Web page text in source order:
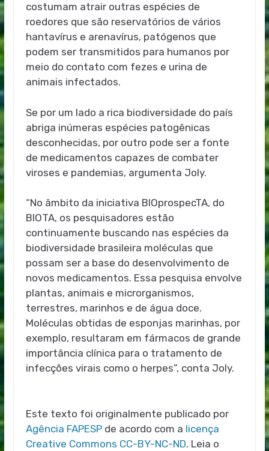
costumam atrair outras espécies de
roedores que são reservatórios de vários
hantavírus e arenavírus, patógenos que
podem ser transmitidos para humanos por
meio do contato com fezes e urina de
animais infectados.
Se por um lado a rica biodiversidade do país
abriga inúmeras espécies patogênicas
desconhecidas, por outro pode ser a fonte
de medicamentos capazes de combater
viroses e pandemias, argumenta Joly.
“No âmbito da iniciativa BIOprospecTA, do
BIOTA, os pesquisadores estão
continuamente buscando nas espécies da
biodiversidade brasileira moléculas que
possam ser a base do desenvolvimento de
novos medicamentos. Essa pesquisa envolve
plantas, animais e microrganismos,
terrestres, marinhos e de água doce.
Moléculas obtidas de esponjas marinhas, por
exemplo, resultaram em fármacos de grande
importância clínica para o tratamento de
infecções virais como o herpes”, conta Joly.
Este texto foi originalmente publicado por
Agência FAPESPde acordo com a licença
Creative Commons CC-BY-NC-ND. Leia o